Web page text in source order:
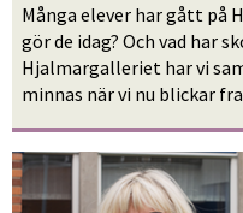
Många elever har gått på
gör de idag? Och vad har
Hjalmargalleriet har vi
minnas när vi nu blickar